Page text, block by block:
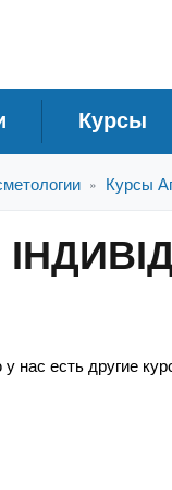
Курсы
» Курсы
нас есть другие